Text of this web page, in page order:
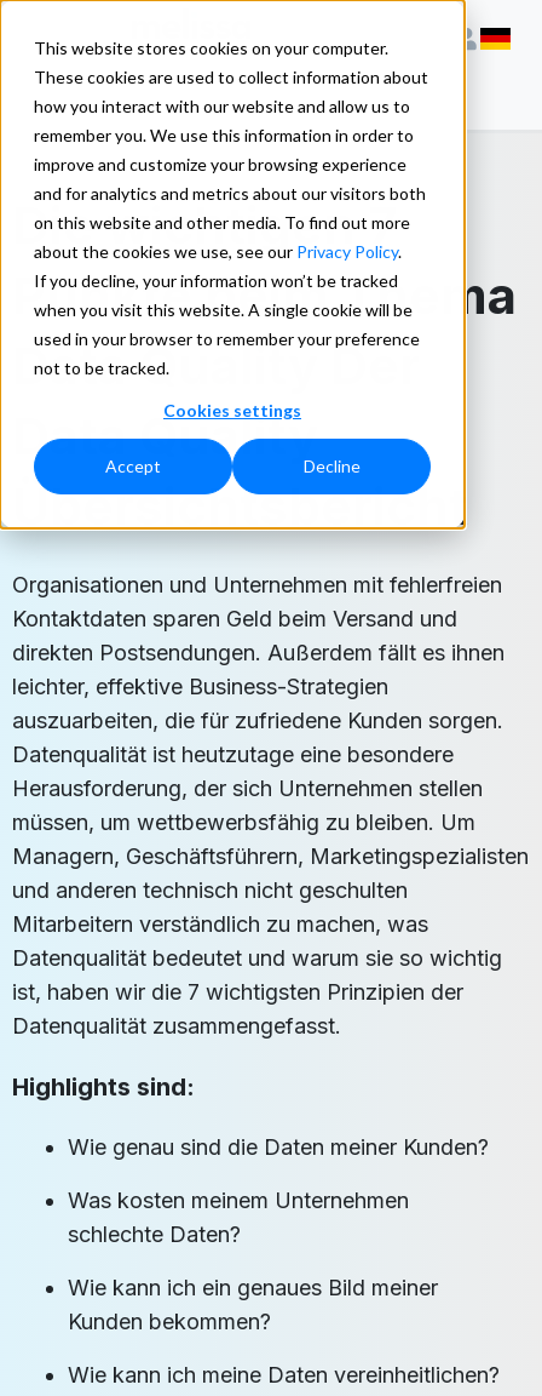
This website stores cookies on your computer.
These cookies are used to collect information about
how you interact with our website and allow us to
remember you. We use this information in order to
improve and customize your browsing experience
and for analytics and metrics about our visitors both
on this website and other media. To find out more
about the cookies we use, see our Privacy Policy.
If you decline, your information won’t be tracked
when you visit this website. A single cookie will be
used in your browser to remember your preference
not to be tracked.
Cookies settings
Accept Decline
Die wichtigen 7
Punkte beim Thema
Data Quality Der
Data Quality
Übersichtsbericht
Organisationen und Unternehmen mit fehlerfreien
Kontaktdaten sparen Geld beim Versand und
direkten Postsendungen. Außerdem fällt es ihnen
leichter, effektive Business-Strategien
auszuarbeiten, die für zufriedene Kunden sorgen.
Datenqualität ist heutzutage eine besondere
Herausforderung, der sich Unternehmen stellen
müssen, um wettbewerbsfähig zu bleiben. Um
Managern, Geschäftsführern, Marketingspezialisten
und anderen technisch nicht geschulten
Mitarbeitern verständlich zu machen, was
Datenqualität bedeutet und warum sie so wichtig
ist, haben wir die 7 wichtigsten Prinzipien der
Datenqualität zusammengefasst.
Highlights sind:
Wie genau sind die Daten meiner Kunden?
Was kosten meinem Unternehmen
schlechte Daten?
Wie kann ich ein genaues Bild meiner
Kunden bekommen?
Wie kann ich meine Daten vereinheitlichen?